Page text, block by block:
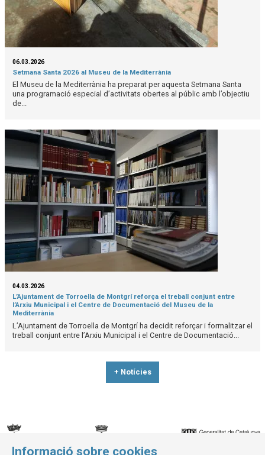
06.03.2026
Setmana Santa 2026 al Museu de la Mediterrània
El Museu de la Mediterrània ha preparat per aquesta Setmana Santa
una programació especial d’activitats obertes al públic amb l’objectiu
de...
04.03.2026
L’Ajuntament de Torroella de Montgrí reforça el treball conjunt entre
l’Arxiu Municipal i el Centre de Documentació del Museu de la
Mediterrània
L’Ajuntament de Torroella de Montgrí ha decidit reforçar i formalitzar el
treball conjunt entre l’Arxiu Municipal i el Centre de Documentació...
+ Notícies
Informació sobre cookies